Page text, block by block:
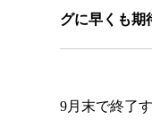
グに早くも期
9月末で終了